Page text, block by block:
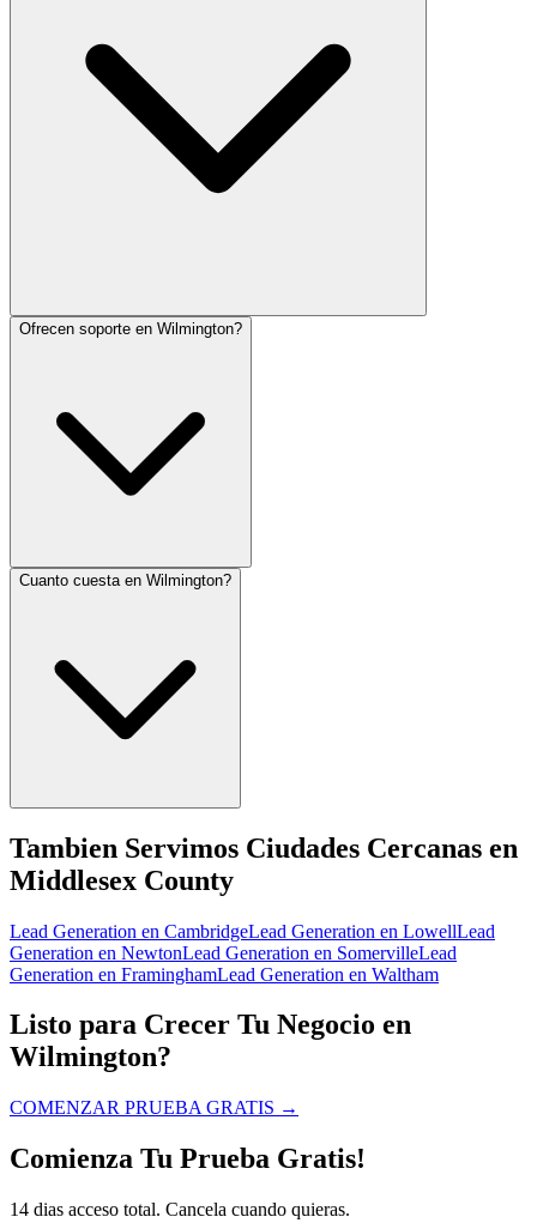
Ofrecen soporte en Wilmington?
Cuanto cuesta en Wilmington?
Tambien Servimos Ciudades Cercanas en
Middlesex County
Lead Generation en CambridgeLead Generation en LowellLead
Generation en NewtonLead Generation en SomervilleLead
Generation en FraminghamLead Generation en Waltham
Listo para Crecer Tu Negocio en
Wilmington?
COMENZAR PRUEBA GRATIS →
Comienza Tu Prueba Gratis!
14 dias acceso total. Cancela cuando quieras.